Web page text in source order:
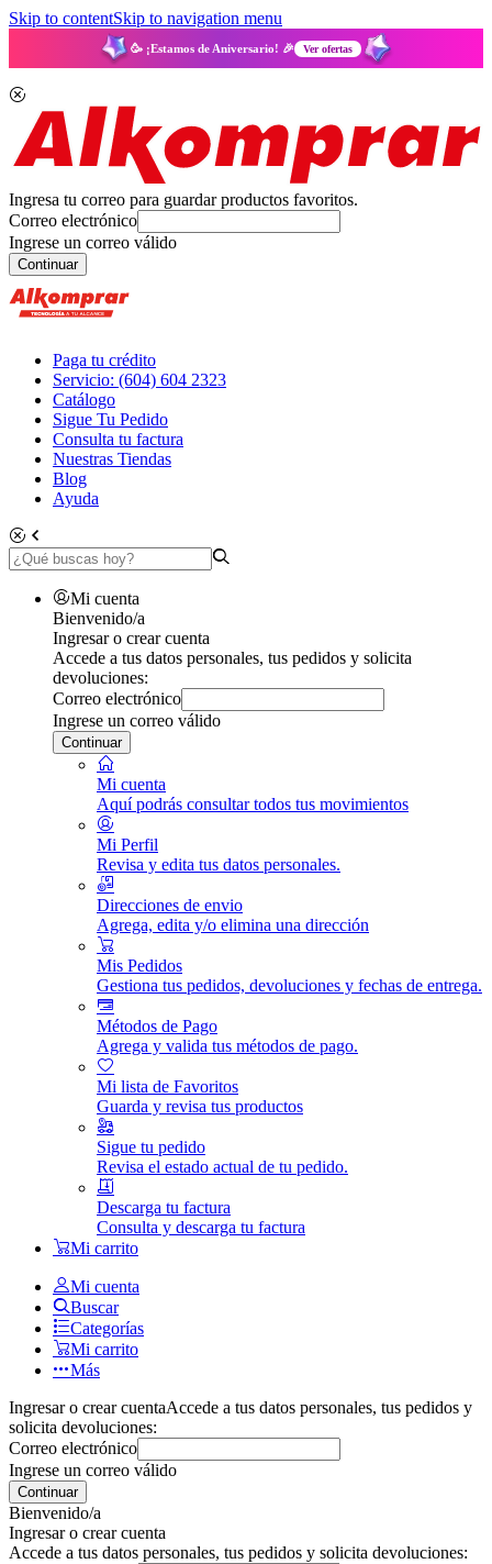
Skip to contentSkip to navigation menu
🥳 ¡Estamos de Aniversario! 🎉 Ver ofertas
Ingresa tu correo para guardar productos favoritos.
Correo electrónico
Ingrese un correo válido
Continuar
Paga tu crédito
Servicio: (604) 604 2323
Catálogo
Sigue Tu Pedido
Consulta tu factura
Nuestras Tiendas
Blog
Ayuda
Mi cuenta
Bienvenido/a
Ingresar o crear cuenta
Accede a tus datos personales, tus pedidos y solicita
devoluciones:
Correo electrónico
Ingrese un correo válido
Continuar
Mi cuenta
Aquí podrás consultar todos tus movimientos
Mi Perfil
Revisa y edita tus datos personales.
Direcciones de envio
Agrega, edita y/o elimina una dirección
Mis Pedidos
Gestiona tus pedidos, devoluciones y fechas de entrega.
Métodos de Pago
Agrega y valida tus métodos de pago.
Mi lista de Favoritos
Guarda y revisa tus productos
Sigue tu pedido
Revisa el estado actual de tu pedido.
Descarga tu factura
Consulta y descarga tu factura
Mi carrito
Mi cuenta
Buscar
Categorías
Mi carrito
Más
Ingresar o crear cuentaAccede a tus datos personales, tus pedidos y
solicita devoluciones:
Correo electrónico
Ingrese un correo válido
Continuar
Bienvenido/a
Ingresar o crear cuenta
Accede a tus datos personales, tus pedidos y solicita devoluciones: